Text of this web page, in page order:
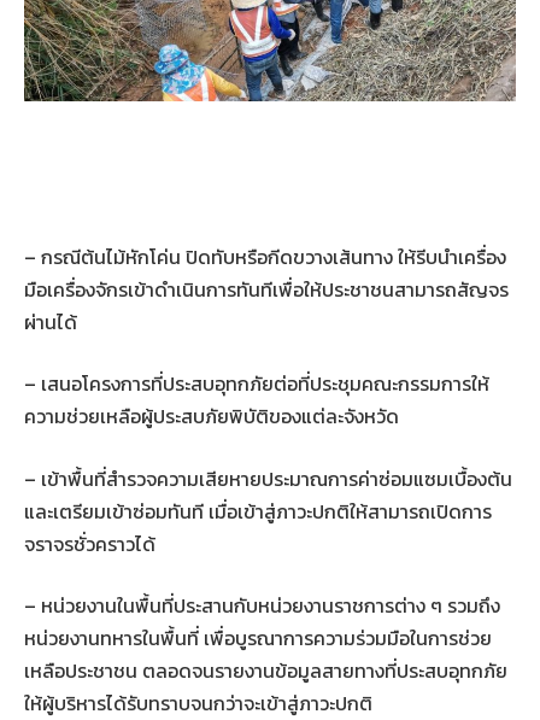
– กรณีต้นไม้หักโค่น ปิดทับหรือกีดขวางเส้นทาง ให้รีบนำเครื่อง
มือเครื่องจักรเข้าดำเนินการทันทีเพื่อให้ประชาชนสามารถสัญจร
ผ่านได้
– เสนอโครงการที่ประสบอุทกภัยต่อที่ประชุมคณะกรรมการให้
ความช่วยเหลือผู้ประสบภัยพิบัติของแต่ละจังหวัด
– เข้าพื้นที่สำรวจความเสียหายประมาณการค่าซ่อมแซมเบื้องต้น
และเตรียมเข้าซ่อมทันที เมื่อเข้าสู่ภาวะปกติให้สามารถเปิดการ
จราจรชั่วคราวได้
– หน่วยงานในพื้นที่ประสานกับหน่วยงานราชการต่าง ๆ รวมถึง
หน่วยงานทหารในพื้นที่ เพื่อบูรณาการความร่วมมือในการช่วย
เหลือประชาชน ตลอดจนรายงานข้อมูลสายทางที่ประสบอุทกภัย
ให้ผู้บริหารได้รับทราบจนกว่าจะเข้าสู่ภาวะปกติ